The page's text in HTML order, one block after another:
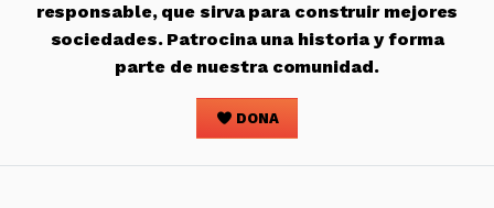
responsable, que sirva para construir mejores
sociedades. Patrocina una historia y forma
parte de nuestra comunidad.
DONA